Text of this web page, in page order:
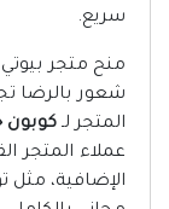
سريع.
منح متجر
شعور بالرضا
المتجر لـ كوبون
عملاء المتجر
الإضافية،